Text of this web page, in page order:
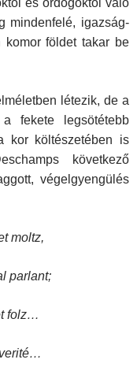
és ördögöktől való
mindenfelé, igazság­
komor földet takar be
létezik, de a
fekete legsötétebb
kor költészetében is
következő
végelgyengülés
moltz,
parlant;
folz…